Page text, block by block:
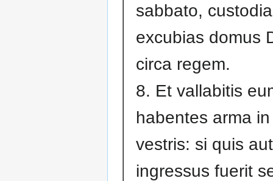
sabbato,
excubias domus
circa regem.
8. Et vallabitis
habentes arma
vestris: si quis
ingressus fuerit